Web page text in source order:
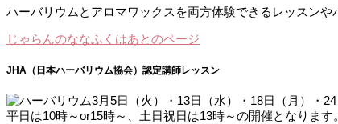
ハーバリウムとアロマワックスを両方体験できるレッスン
じゃらんのななふくはあとのページ
JHA（日本ハーバリウム協会）認定講師レッスン
3月5日（火）・13日（水）・18日（月）・24
平日は10時～or15時～、土日祝日は13時～の開催となります。